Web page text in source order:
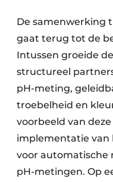
De samenwerking
gaat terug tot de
Intussen groeide
structureel
pH-meting,
troebelheid en
voorbeeld van
implementatie van
voor automatische
pH-metingen. Op